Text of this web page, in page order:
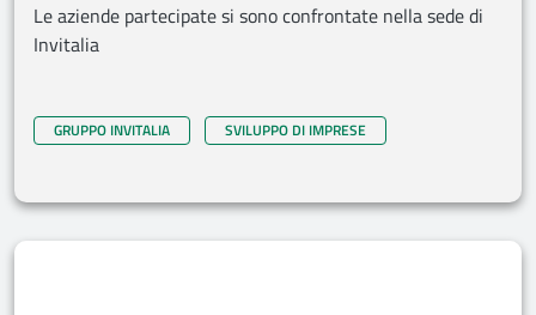
Le aziende partecipate si sono confrontate nella sede di
Invitalia
GRUPPO INVITALIA SVILUPPO DI IMPRESE